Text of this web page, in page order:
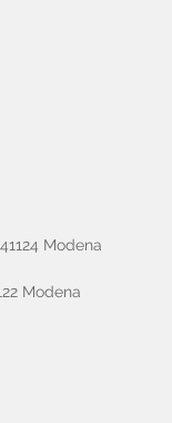
Modena
Modena